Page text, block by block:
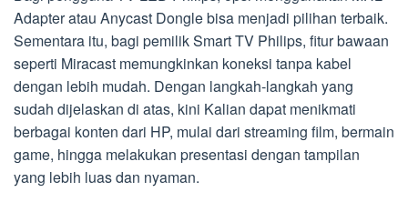
Adapter atau Anycast Dongle bisa menjadi pilihan terbaik.
Sementara itu, bagi pemilik Smart TV Philips, fitur bawaan
seperti Miracast memungkinkan koneksi tanpa kabel
dengan lebih mudah. Dengan langkah-langkah yang
sudah dijelaskan di atas, kini Kalian dapat menikmati
berbagai konten dari HP, mulai dari streaming film, bermain
game, hingga melakukan presentasi dengan tampilan
yang lebih luas dan nyaman.